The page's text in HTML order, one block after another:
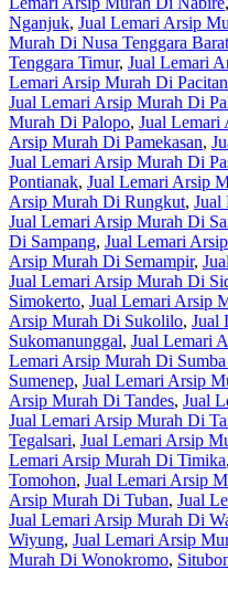
Nganjuk, Jual Lemari Arsip
Murah Di Nusa Tenggara Barat
Tenggara Timur, Jual Lemari
Lemari Arsip Murah Di Pacitan
Jual Lemari Arsip Murah Di
Murah Di Palopo, Jual Lemari
Arsip Murah Di Pamekasan,
Jual Lemari Arsip Murah Di
Pontianak, Jual Lemari Arsip
Arsip Murah Di Rungkut, Jual
Jual Lemari Arsip Murah Di
Di Sampang, Jual Lemari
Arsip Murah Di Semampir,
Jual Lemari Arsip Murah Di
Simokerto, Jual Lemari Arsip
Arsip Murah Di Sukolilo, Jual
Sukomanunggal, Jual Lemari
Lemari Arsip Murah Di
Sumenep, Jual Lemari Arsip
Arsip Murah Di Tandes, Jual
Jual Lemari Arsip Murah Di
Tegalsari, Jual Lemari Arsip
Lemari Arsip Murah Di Timika,
Tomohon, Jual Lemari Arsip
Arsip Murah Di Tuban, Jual
Jual Lemari Arsip Murah Di
Wiyung, Jual Lemari Arsip
Murah Di Wonokromo,